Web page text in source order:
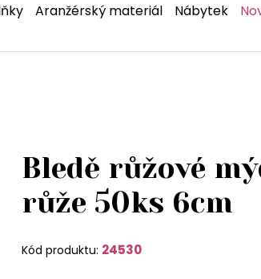
Aranžérský materiál Nábytek
Bledě růžové
růže 50ks 6cm
Kód produktu: 24530